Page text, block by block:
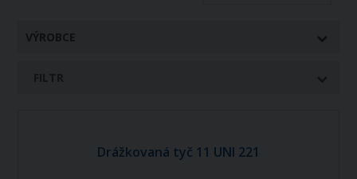
VÝROBCE
Drážkovaná tyč 11 UNI 221